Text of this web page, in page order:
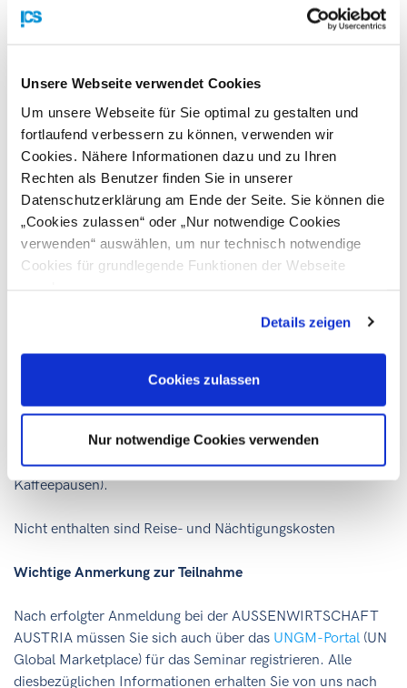
Unsere Webseite verwendet Cookies
Um unsere Webseite für Sie optimal zu gestalten und
fortlaufend verbessern zu können, verwenden wir
Cookies. Nähere Informationen dazu und zu Ihren
Rechten als Benutzer finden Sie in unserer
Datenschutzerklärung am Ende der Seite. Sie können die
„Cookies zulassen“ oder „Nur notwendige Cookies
verwenden“ auswählen, um nur technisch notwendige
Cookies für grundlegende Funktionen der Webseite
Details zeigen
Cookies zulassen
Nur notwendige Cookies verwenden
B2B-Gespräche mit den Procurement Experten der
anwesenden UN-Agenturen
Vorträge und Firmentestimonials - Programm folgt in
Kürze
Information über die teilnehmenden Agenturen und
deren Einkäufe
Unterstützung bei Hotelbuchungen (Blockreservierung
durch das AußenwirtschaftsCenter)
Kosten:
• für WK-Mitglieder EUR 400 zzgl. 20 % USt.
enthalten ist die Teilnahmegebühr am Seminar
sowie Verpflegung während der Seminartage (Mittagessen,
Kaffeepausen).
Nicht enthalten sind Reise- und Nächtigungskosten
Wichtige Anmerkung zur Teilnahme
Nach erfolgter Anmeldung bei der AUSSENWIRTSCHAFT
AUSTRIA müssen Sie sich auch über das UNGM-Portal (UN
Global Marketplace) für das Seminar registrieren. Alle
diesbezüglichen Informationen erhalten Sie von uns nach